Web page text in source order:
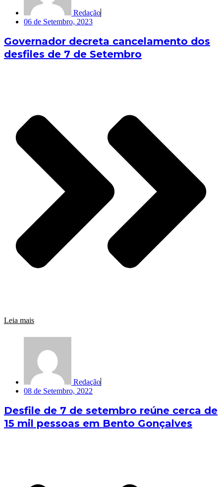
Redação
06 de Setembro, 2023
Governador decreta cancelamento dos
desfiles de 7 de Setembro
Leia mais
Redação
08 de Setembro, 2022
Desfile de 7 de setembro reúne cerca de
15 mil pessoas em Bento Gonçalves